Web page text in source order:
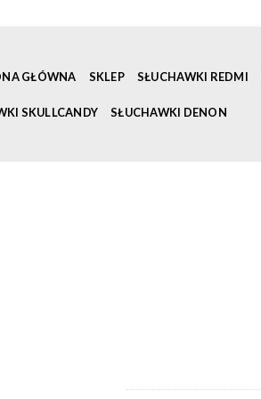
GŁÓWNA SKLEP SŁUCHAWKI REDMI
SKULLCANDY SŁUCHAWKI DENON